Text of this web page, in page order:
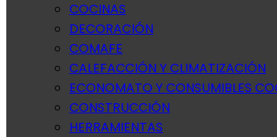
COCINAS
DECORACIÓN
COMAFE
CALEFACCIÓN Y CLIMATIZACIÓN
ECONOMATO Y CONSUMIBLES
CONSTRUCCIÓN
HERRAMIENTAS